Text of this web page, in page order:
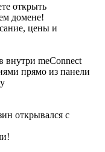
открыть
домене!
цены и
внутри meConnect
прямо из панели
открывался с